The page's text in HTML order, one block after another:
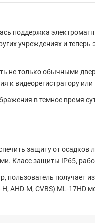
поддержка
учреждениях и
не только обычными
к видеорегистратору
в темное время
защиту от осадков
Класс защиты IP65,
получает
AHD-M, CVBS) ML-